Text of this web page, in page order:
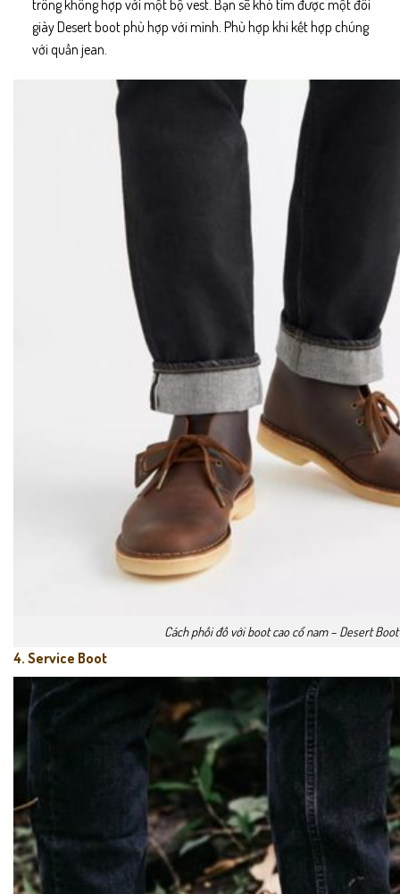
trông không hợp với một bộ vest. Bạn sẽ khó tìm được một đôi
giày Desert boot phù hợp với mình. Phù hợp khi kết hợp chúng
với quần jean.
Cách phối đồ với boot cao cổ nam – Desert Boot
4. Service Boot